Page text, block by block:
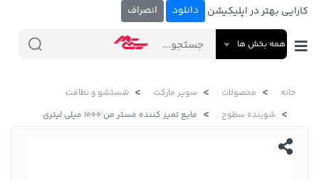
کارایی بهتر در اپلیکیشن دانلود انصراف
همه بخش ها
خانه محصولات سوپر مارکت
شستشو و نظافت
شوینده سطوح
مایع تمیز کننده مستر من 1000 میلی لیتری